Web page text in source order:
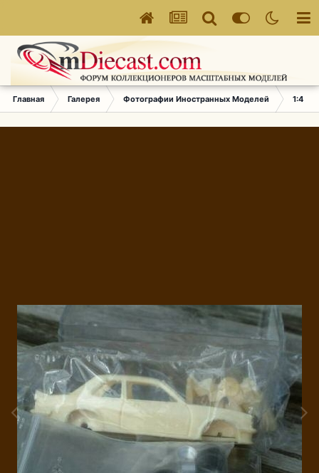
Главная Галерея Фотографии Иностранных Моделей 1:43